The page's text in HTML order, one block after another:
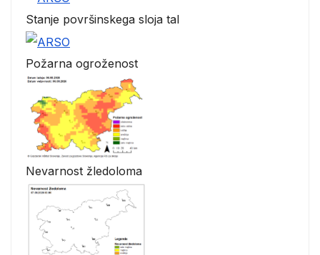
Stanje površinskega sloja tal
Požarna ogroženost
Nevarnost žledoloma